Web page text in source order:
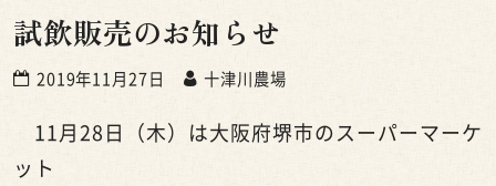
試飲販売のお知らせ
2019年11月27日 十津川農場
11月28日（木）は大阪府堺市のスーパーマーケ
ット